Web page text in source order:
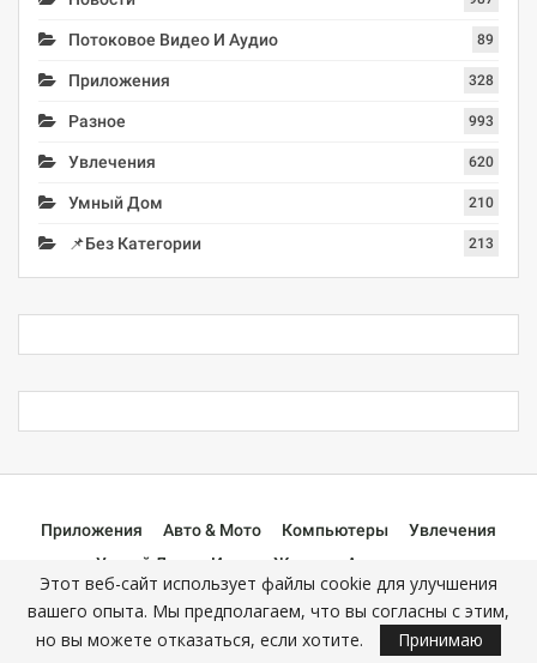
Потоковое Видео И Аудио 89
Приложения 328
Разное 993
Увлечения 620
Умный Дом 210
📌Без Категории 213
Приложения Авто & Мото Компьютеры
Увлечения
Умный Дом
Игры Жизнь
Аксессуары
📌Без Категории
Этот веб-сайт использует файлы cookie для улучшения
вашего опыта. Мы предполагаем, что вы согласны с этим,
но вы можете отказаться, если хотите.
Принимаю